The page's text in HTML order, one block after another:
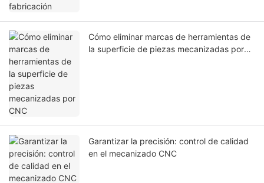
Cómo eliminar marcas de herramientas de
la superficie de piezas mecanizadas por
Garantizar la precisión: control de calidad
en el mecanizado CNC